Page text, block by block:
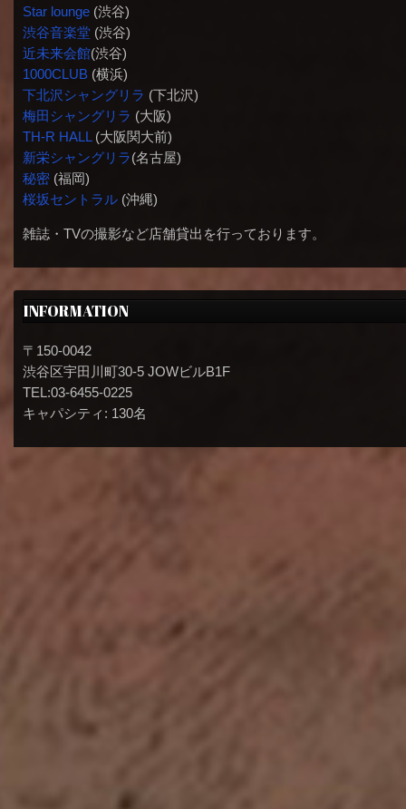
Star lounge(渋谷)
渋谷音楽堂(渋谷)
近未来会館(渋谷)
1000CLUB(横浜)
下北沢シャングリラ (下北沢)
梅田シャングリラ (大阪)
TH-R HALL(大阪関大前)
新栄シャングリラ(名古屋)
秘密(福岡)
桜坂セントラル(沖縄)
雑誌・TVの撮影など店舗貸出を行っております。
INFORMATION
〒150-0042
渋谷区宇田川町30-5 JOWビルB1F
TEL:03-6455-0225
キャパシティ: 130名